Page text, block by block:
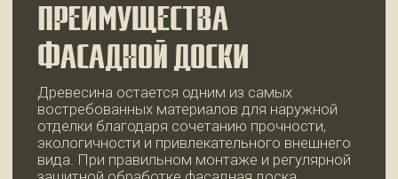
натуральная текстура древесины;
привлекательный внешний вид фасада;
устойчивость к сезонным перепадам
температур;
хорошие тепло- и звукоизоляционные
свойства;
возможность окрашивания,
тонирования и обработки защитными
составами.
ФАСАДНОЙ ДОСКИ: